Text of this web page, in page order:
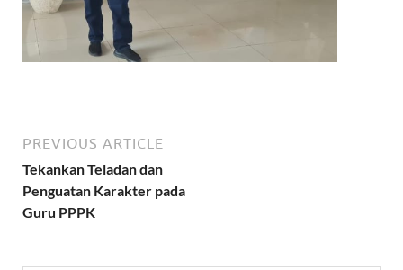
PREVIOUS ARTICLE
Tekankan Teladan dan
Penguatan Karakter pada
Guru PPPK